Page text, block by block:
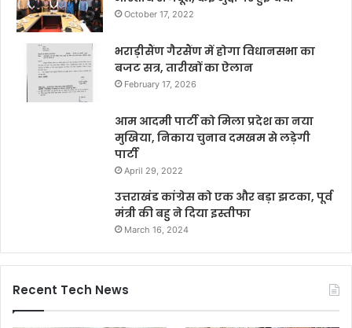
October 17, 2022
भराड़ीसैंण गैरसैंण में होगा विधानसभा का
बजट सत्र, तारीखों का ऐलान
February 17, 2026
आम आदमी पार्टी को मिला प्रदेश का नया
मुखिया, निकाय चुनाव दमखम से लड़ेगी
पार्टी
April 29, 2022
उत्तराखंड कांग्रेस को एक और बड़ा झटका, पूर्व
मंत्री की बहु ने दिया इस्तीफा
March 16, 2024
Recent Tech News